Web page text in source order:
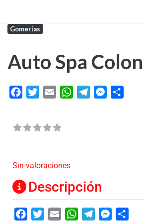
Gomerías
Auto Spa
FacebookTwitterEmail WhatsAppTelegramMessenger
Sin valoraciones
Descripción
FacebookTwitterEmail WhatsAppTelegram